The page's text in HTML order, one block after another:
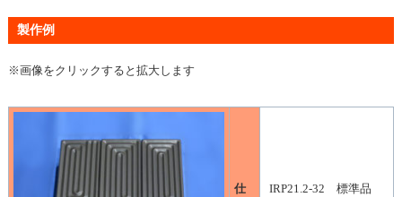
製作例
※画像をクリックすると拡大します
仕
IRP21.2-32 標準品